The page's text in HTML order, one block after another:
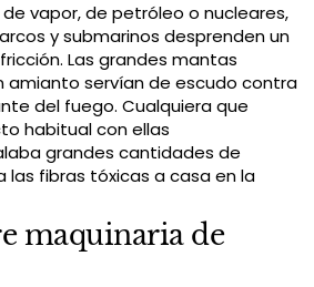
vapor, de petróleo o nucleares,
y submarinos desprenden un
Las grandes mantas
amianto servían de escudo contra
del fuego. Cualquiera que
habitual con ellas
grandes cantidades de
las fibras tóxicas a casa en la
maquinaria de